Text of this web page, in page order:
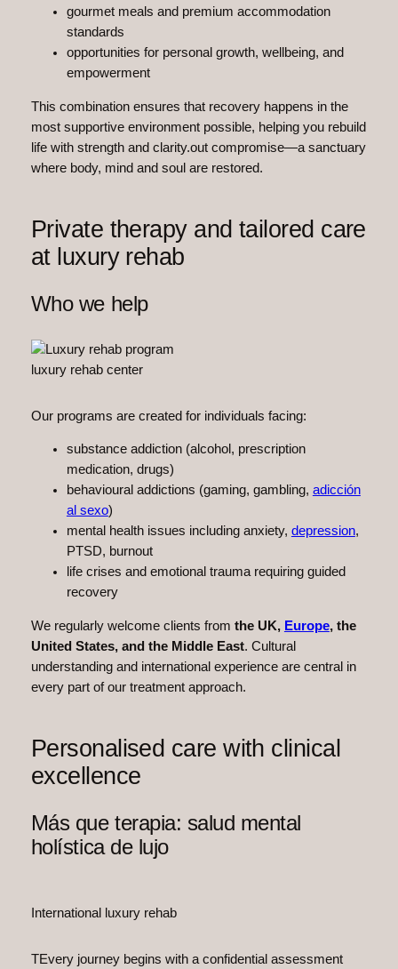
gourmet meals and premium accommodation
standards
opportunities for personal growth, wellbeing, and
empowerment
This combination ensures that recovery happens in the
most supportive environment possible, helping you rebuild
life with strength and clarity.out compromise—a sanctuary
where body, mind and soul are restored.
Private therapy and tailored care
at luxury rehab
Who we help
Our programs are created for individuals facing:
substance addiction (alcohol, prescription
medication, drugs)
behavioural addictions (gaming, gambling, adicción
al sexo)
mental health issues including anxiety, depression,
PTSD, burnout
life crises and emotional trauma requiring guided
recovery
We regularly welcome clients from the UK, Europe, the
United States, and the Middle East. Cultural
understanding and international experience are central in
every part of our treatment approach.
luxury rehab center
Personalised care with clinical
excellence
Más que terapia: salud mental
holística de lujo
International luxury rehab
TEvery journey begins with a confidential assessment